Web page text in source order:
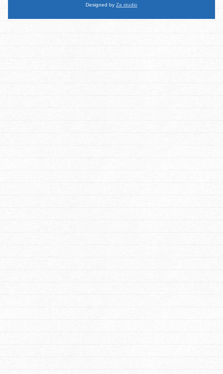
Designed by Za studio